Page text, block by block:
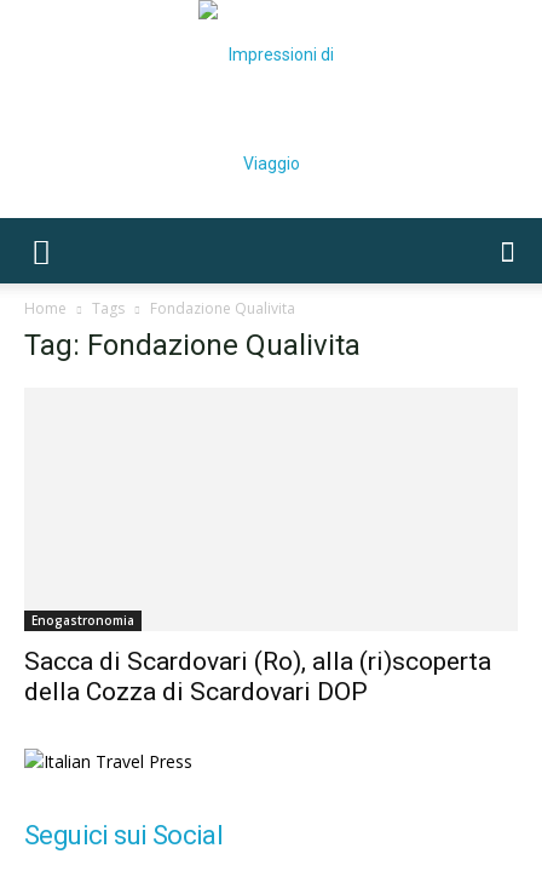
Home Tags Fondazione Qualivita
Tag: Fondazione Qualivita
Enogastronomia
Sacca di Scardovari (Ro), alla (ri)scoperta
della Cozza di Scardovari DOP
Seguici sui Social